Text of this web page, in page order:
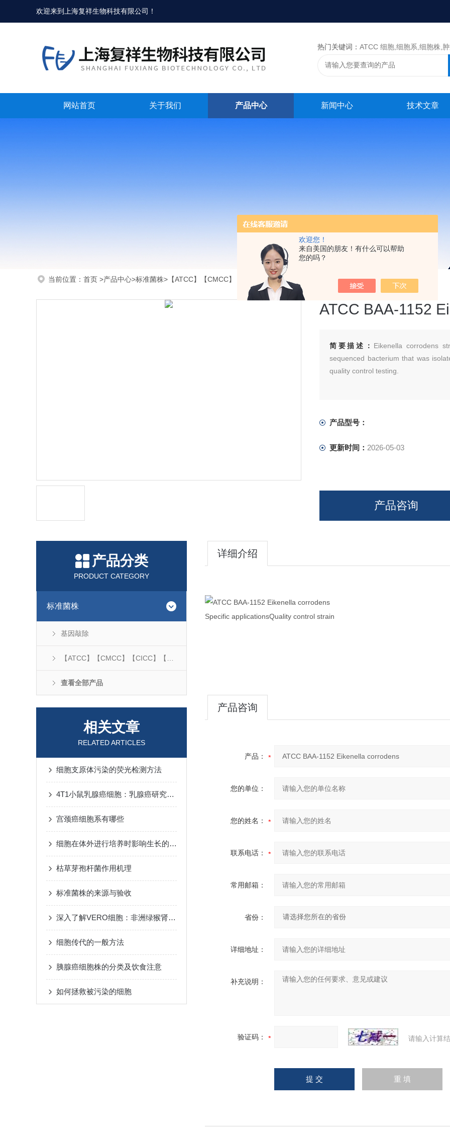
欢迎您！
来自美国的朋友！有什么可以帮助
您的吗？
欢迎来到 上海复祥生物科技有限公司 ！
热门关键词： ATCC 细胞,细胞系,细胞株,肿瘤细胞,细胞,ATCC 菌种，CMCC 菌种，标准菌株，质控菌种，
网站首页 关于我们 产品中心 新闻中心 技术文章
当前位置： 首页 >产品中心>标准菌株> 【ATCC】【CMCC】【CICC】【DSM】... >ATCC BAA-1152 Eikenella corrodens
ATCC BAA-1152
简要描述： Eikenella corrodens
sequenced bacterium that was
quality control testing.
产品型号：
更新时间： 2026-05-03
产品咨询
产品分类
PRODUCT CATEGORY
标准菌株
基因敲除
查看全部产品
相关文章
RELATED ARTICLES
细胞支原体污染的荧光检测方法
4T1小鼠乳腺癌细胞：乳腺癌研究的‘隐形刺客
宫颈癌细胞系有哪些
细胞在体外进行培养时影响生长的几点因素
枯草芽孢杆菌作用机理
标准菌株的来源与验收
深入了解VERO细胞：非洲绿猴肾细胞的特性与培养
细胞传代的一般方法
胰腺癌细胞株的分类及饮食注意
如何拯救被污染的细胞
详细介绍
Specific applicationsQuality control strain
产品咨询
产品：
您的单位：
您的姓名：
联系电话：
常用邮箱：
省份：
详细地址：
补充说明：
验证码： 请输入计算